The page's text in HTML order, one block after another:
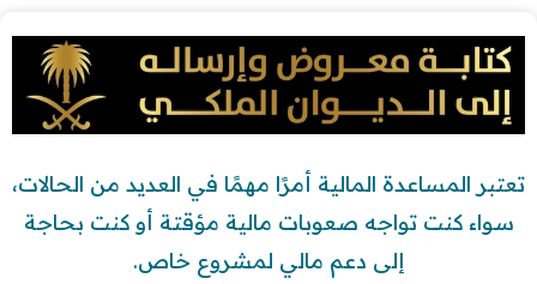
تعتبر المساعدة المالية أمرًا مهمًا في العديد من الحالات،
سواء كنت تواجه صعوبات مالية مؤقتة أو كنت بحاجة
إلى دعم مالي لمشروع خاص.